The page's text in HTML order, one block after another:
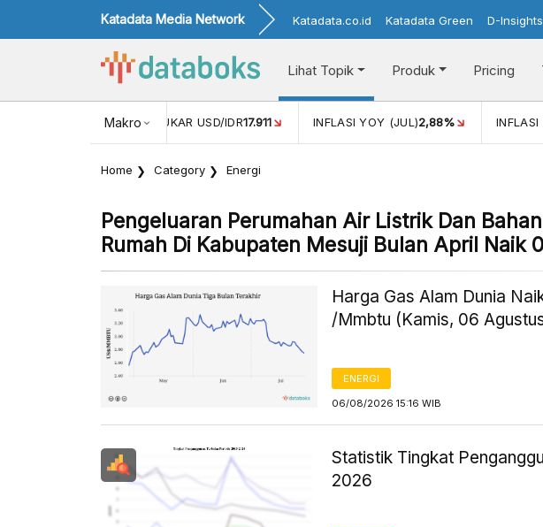
Katadata Media Network Katadata.co.id Katadata Green D-Insights
Lihat Topik Produk Pricing
Makro
NILAI TUKAR USD/IDR17.911 INFLASI YOY (JUL)2,88% INFLASI
Home Category Energi
Pengeluaran Perumahan Air Listrik Dan
Rumah Di Kabupaten Mesuji Bulan April Naik
Harga Gas Alam Dunia
/Mmbtu (Kamis, 06
ENERGI
06/08/2026 15:16 WIB
Statistik Tingkat
2026